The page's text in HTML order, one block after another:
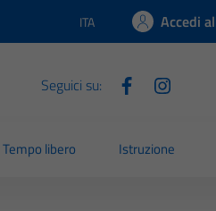
Lingua attiva:
ITA Accedi
Seguici su:
Tempo libero Istruzione